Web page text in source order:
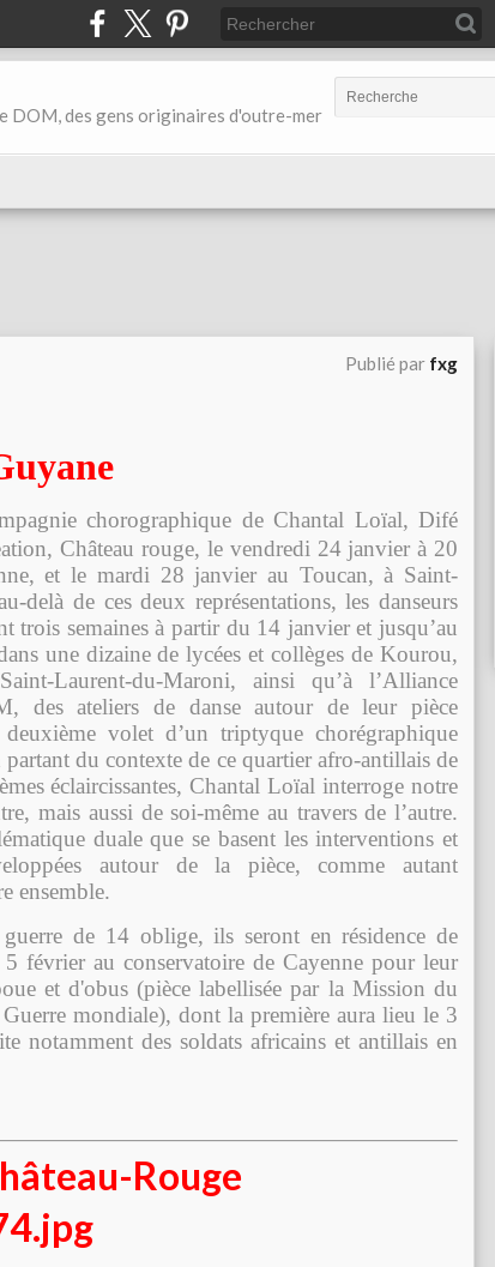
DOM, des gens originaires d'outre-mer
Publié par fxg
chorographique de Chantal Loïal, Difé
Château rouge, le vendredi 24 janvier à 20
et le mardi 28 janvier au Toucan, à Saint-
delà de ces deux représentations, les danseurs
trois semaines à partir du 14 janvier et jusqu’au
une dizaine de lycées et collèges de Kourou,
Laurent-du-Maroni, ainsi qu’à l’Alliance
des ateliers de danse autour de leur pièce
deuxième volet d’un triptyque chorégraphique
du contexte de ce quartier afro-antillais de
éclaircissantes, Chantal Loïal interroge notre
mais aussi de soi-même au travers de l’autre.
duale que se basent les interventions et
autour de la pièce, comme autant
ensemble.
de 14 oblige, ils seront en résidence de
février au conservatoire de Cayenne pour leur
et d'obus (pièce labellisée par la Mission du
mondiale), dont la première aura lieu le 3
notamment des soldats africains et antillais en
Rouge